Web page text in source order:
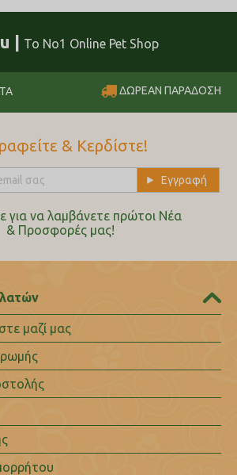
| Το No1 Online Pet Shop
ΔΩΡΕΑΝ ΠΑΡΑΔΟΣΗ
& Κερδίστε!
για να λαμβάνετε πρώτοι Nέα
& Προσφορές μας!
μαζί μας